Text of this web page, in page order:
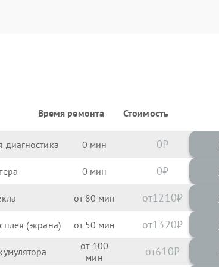
Время ремонта Стоимость
диагностика 0 0
0 0
80 1210
(экрана) 50 1320
100 610